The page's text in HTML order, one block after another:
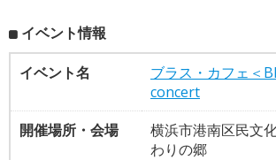
イベント情報
イベント名
ブラス・カフェ＜
concert
開催場所・会場
横浜市港南区民文
わりの郷